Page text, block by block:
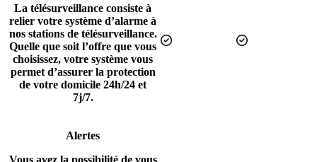
La télésurveillance consiste à
relier votre système d’alarme à
nos stations de télésurveillance.
Quelle que soit l’offre que vous
choisissez, votre système vous
permet d’assurer la protection
de votre domicile 24h/24 et
7j/7.
Inclus Inclus
Alertes
Vous avez la possibilité de vous